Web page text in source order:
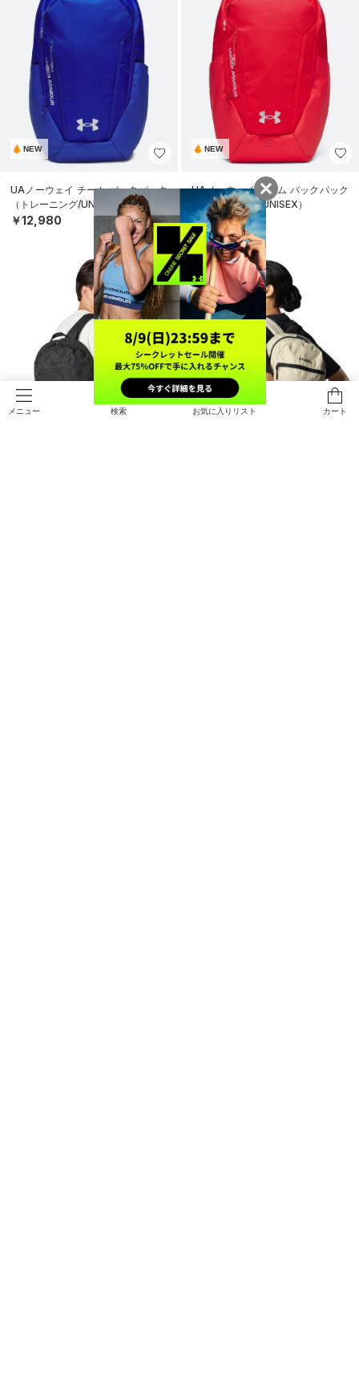
メニュー 検索 お気に入りリスト カート
NEW
UAノーウェイ チーム バックパック
（トレーニング/UNISEX）
￥12,980
NEW
UAノーウェイ チーム バックパック
（トレーニング/UNISEX）
￥12,980